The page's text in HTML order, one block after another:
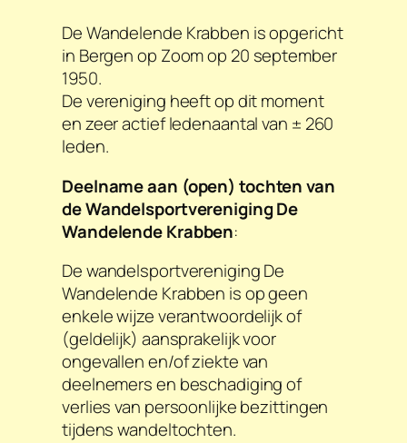
De Wandelende Krabben is opgericht
in Bergen op Zoom op 20 september
1950.
De vereniging heeft op dit moment
en zeer actief ledenaantal van ± 260
leden.
Deelname aan (open) tochten van
de Wandelsportvereniging De
Wandelende Krabben:
De wandelsportvereniging De
Wandelende Krabben is op geen
enkele wijze verantwoordelijk of
(geldelijk) aansprakelijk voor
ongevallen en/of ziekte van
deelnemers en beschadiging of
verlies van persoonlijke bezittingen
tijdens wandeltochten.